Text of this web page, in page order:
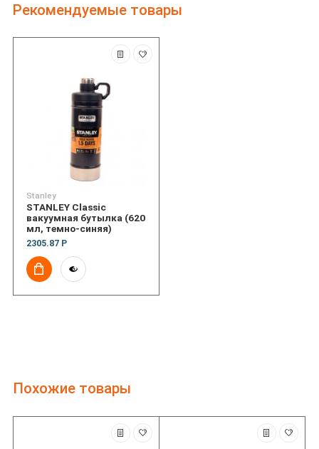
Рекомендуемые товары
Stanley
STANLEY Classic
вакуумная бутылка (620
мл, темно-синяя)
2305.87 Р
Похожие товары